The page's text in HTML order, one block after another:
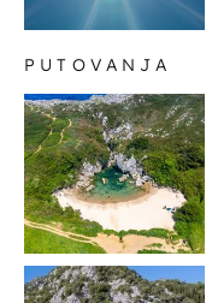
PUTOVANJA